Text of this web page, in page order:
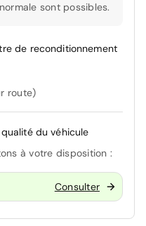
sont possibles.
de reconditionnement
route)
du véhicule
à votre disposition :
Consulter